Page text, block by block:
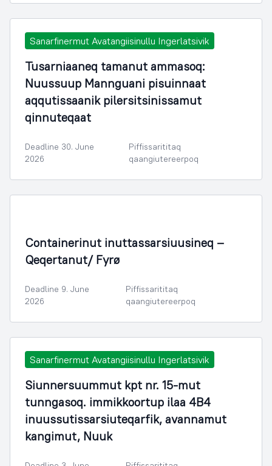
Sanarfinermut Avatangiisinullu Ingerlatsivik
Tusarniaaneq tamanut ammasoq:
Nuussuup Mannguani pisuinnaat
aqqutissaanik pilersitsinissamut
qinnuteqaat
Deadline 30. June
2026
Piffissarititaq
qaangiutereerpoq
Containerinut inuttassarsiuusineq –
Qeqertanut/ Fyrø
Deadline 9. June
2026
Piffissarititaq
qaangiutereerpoq
Sanarfinermut Avatangiisinullu Ingerlatsivik
Siunnersuummut kpt nr. 15-mut
tunngasoq. immikkoortup ilaa 4B4
inuussutissarsiuteqarfik, avannamut
kangimut, Nuuk